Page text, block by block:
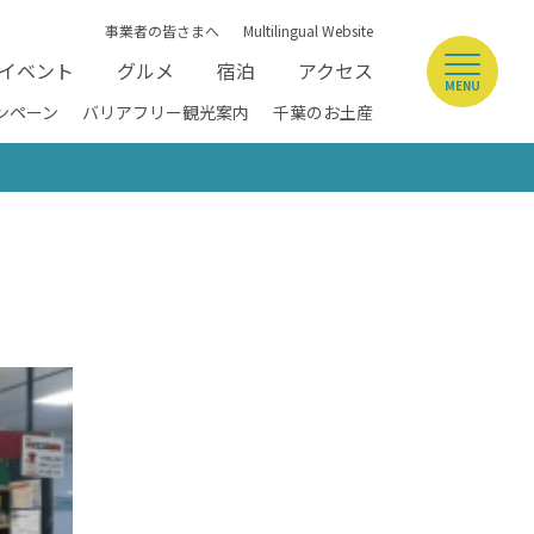
事業者の皆さまへ Multilingual Website
ベント グルメ 宿泊 アクセス
ペーン バリアフリー観光案内 千葉のお土産
MENU